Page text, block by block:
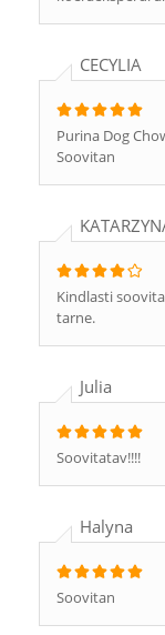
CECYLIA
Purina Dog
Soovitan
Kindlasti
tarne.
Julia
Soovitatav!!!!
Halyna
Soovitan